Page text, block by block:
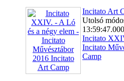
Incitato Art
Utolsó
Incitato
Incitato
Camp